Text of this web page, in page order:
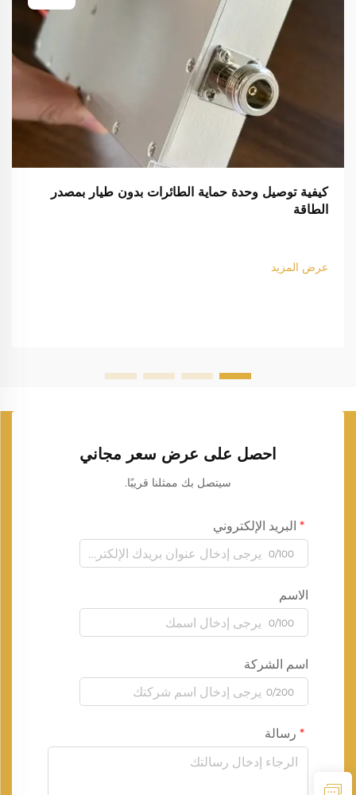
كيفية توصيل وحدة حماية الطائرات بدون طيار بمصدر
الطاقة
عرض المزيد
احصل على عرض سعر مجاني
سيتصل بك ممثلنا قريبًا.
البريد الإلكتروني
0/100
الاسم
0/100
اسم الشركة
0/200
رسالة